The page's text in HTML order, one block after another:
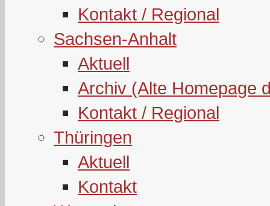
Kontakt / Regional
Sachsen-Anhalt
Aktuell
Archiv (Alte Homepage
Kontakt / Regional
Thüringen
Aktuell
Kontakt